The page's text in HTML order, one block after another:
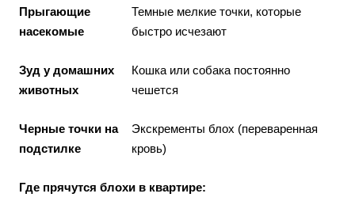
Прыгающие
насекомые
Темные мелкие точки, которые
быстро исчезают
Зуд у домашних
животных
Кошка или собака постоянно
чешется
Черные точки на
подстилке
Экскременты блох (переваренная
кровь)
Где прячутся блохи в квартире: